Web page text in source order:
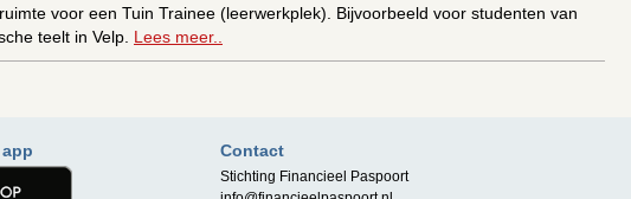
voor een Tuin Trainee (leerwerkplek). Bijvoorbeeld voor studenten van
teelt in Velp. Lees meer..
Contact
Stichting Financieel Paspoort